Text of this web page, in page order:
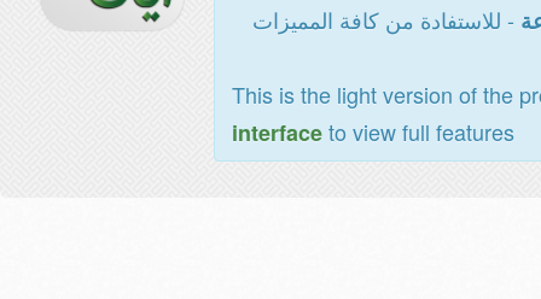
- للاستفادة من كافة المميزات
This is the light version of the
interfaceto view full features